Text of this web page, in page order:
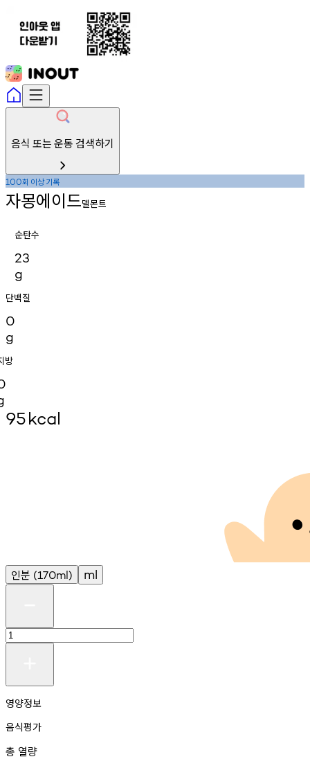
음식 또는 운동 검색하기
100회 이상기록
자몽에이드델몬트
순탄수
23
g
단백질
0
g
방
95kcal
인분 (170ml) ml
영양정보
음식평가
총 열량